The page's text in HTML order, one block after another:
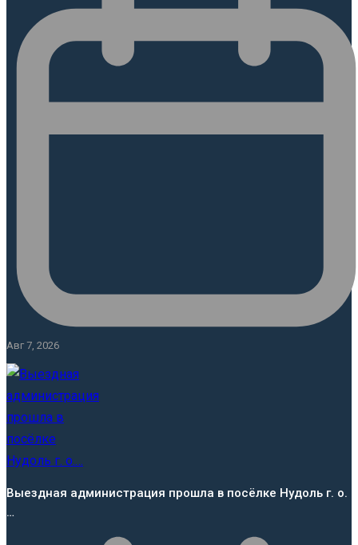
Авг 7, 2026
Выездная администрация прошла в посёлке Нудоль г. о.
…